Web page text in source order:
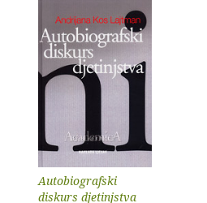
Autobiografski
diskurs djetinjstva